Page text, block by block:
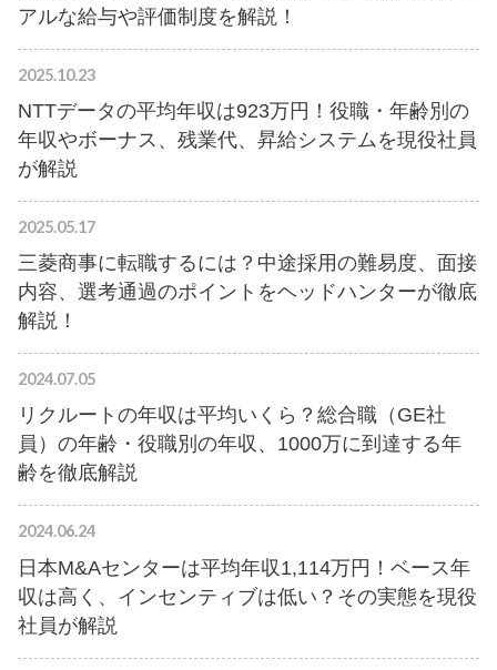
アルな給与や評価制度を解説！
2025.10.23
NTTデータの平均年収は923万円！役職・年齢別の
年収やボーナス、残業代、昇給システムを現役社員
が解説
2025.05.17
三菱商事に転職するには？中途採用の難易度、面接
内容、選考通過のポイントをヘッドハンターが徹底
解説！
2024.07.05
リクルートの年収は平均いくら？総合職（GE社
員）の年齢・役職別の年収、1000万に到達する年
齢を徹底解説
2024.06.24
日本M&Aセンターは平均年収1,114万円！ベース年
収は高く、インセンティブは低い？その実態を現役
社員が解説